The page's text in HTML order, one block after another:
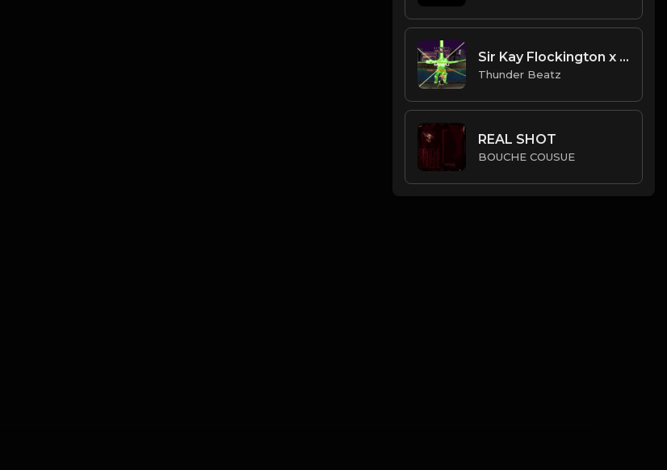
Sir Kay Flockington x Sha Gz x Dougie B Type Beat - "Menu" Ultimate Mortal Kombat 3 Options Menu
Thunder Beatz
REAL SHOT
BOUCHE COUSUE